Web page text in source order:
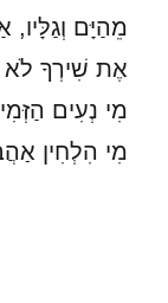
מֵהַיָּם וְגַלָּיו,
אֶת שִׁירְךָ לֹא
מִי נְעִים
מִי הִלְחִין